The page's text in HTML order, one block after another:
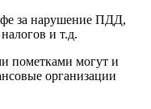
за нарушение ПДД,
и т.д.
пометками могут и
организации